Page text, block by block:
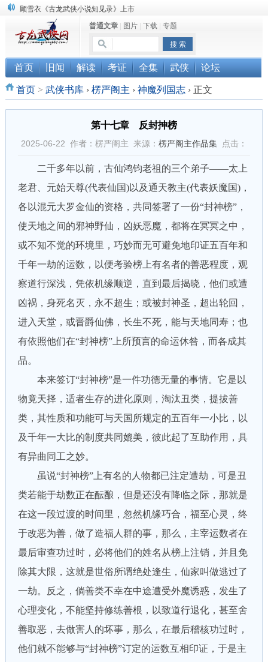
顾雪衣《古龙武侠小说知见录》上市
“武侠书库”查缺补漏活动圆满结束
《古龙小说原貌探究》修订版已上市
普通文章| 图片| 下载| 专题
首页 旧闻 解读 考证 全集 武侠 论坛
首页> 武侠书库 › 楞严阁主 › 神魔列国志 ›正文
第十七章 反封抻榜
2025-06-22 作者：楞严阁主 来源： 楞严阁主作品集点击：
二千多年以前，古仙鸿钧老祖的三个弟子——太上
老君、元始天尊(代表仙国)以及通天教主(代表妖魔国)，
各以混元大罗金仙的资格，共同签署了一份“封神榜”，
使天地之间的邪神野仙，凶妖恶魔，都将在冥冥之中，
或不知不觉的环境里，巧妙而无可避免地印证五百年和
千年一劫的运数，以便考验榜上有名者的善恶程度，观
察道行深浅，凭依机缘顺逆，直到最后揭晓，他们或遭
凶祸，身死名灭，永不超生；或被封神圣，超出轮回，
进入天堂，或晋爵仙佛，长生不死，能与天地同寿；也
有依照他们在“封神榜”上所预言的命运休咎，而各成其
品。
本来签订“封神榜”是一件功德无量的事情。它是以
物竟天择，适者生存的进化原则，淘汰丑类，提拔善
类，其性质和功能可与天国所规定的五百年一小比，以
及千年一大比的制度共同媲美，彼此起了互助作用，具
有异曲同工之妙。
虽说“封神榜”上有名的人物都已注定遭劫，可是丑
类若能于劫数正在酝酿，但是还没有降临之际，那就是
在这一段过渡的时间里，忽然机缘巧合，福至心灵，终
于改恶为善，做了造福人群的事，那么，主宰运数者在
最后审查功过时，必将他们的姓名从榜上注销，并且免
除其大限，这就是世俗所谓绝处逢生，仙家叫做逃过了
一劫。反之，倘善类不幸在中途遭受外魔诱惑，发生了
心理变化，不能坚持修练善根，以致道行退化，甚至舍
善取恶，去做害人的坏事，那么，在最后稽核功过时，
他们就不能够与“封神榜”订定的运数互相印证，于是主